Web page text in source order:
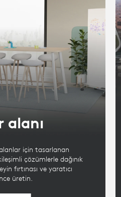
alanı
için tasarlanan
çözümlerle dağınık
fırtınası ve yaratıcı
üretin.